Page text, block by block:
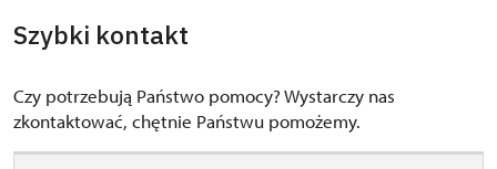
Szybki kontakt
Czy potrzebują Państwo pomocy? Wystarczy nas
zkontaktować, chętnie Państwu pomożemy.